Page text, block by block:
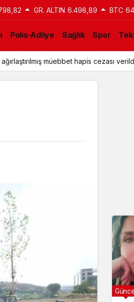
GR. ALTIN 6.498,89 BTC
Polis-Adliye Sağlık Spor
Yeni Gelişme